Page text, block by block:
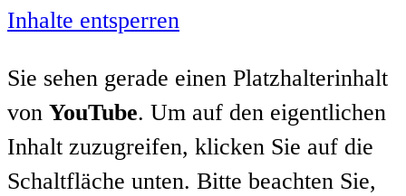
Inhalte entsperren
Sie sehen gerade einen Platzhalterinhalt
von YouTube. Um auf den eigentlichen
Inhalt zuzugreifen, klicken Sie auf die
Schaltfläche unten. Bitte beachten Sie,